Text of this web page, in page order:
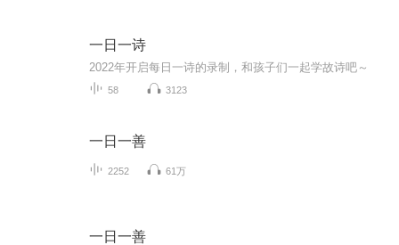
一日一诗
2022年开启每日一诗的录制，和孩子们一起学故诗吧～
58 3123
一日一善
2252 61万
一日一善